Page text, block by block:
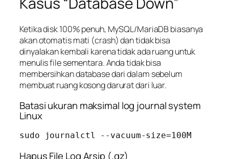
Ketika disk 100% penuh, MySQL/MariaDB biasanya
akan otomatis mati (crash) dan tidak bisa
dinyalakan kembali karena tidak ada ruang untuk
menulis file sementara. Anda tidak bisa
membersihkan database dari dalam sebelum
membuat ruang kosong darurat dari luar.
Batasi ukuran maksimal log journal system
Linux
sudo journalctl --vacuum-size=100M
Hapus File Log Arsip (.gz)